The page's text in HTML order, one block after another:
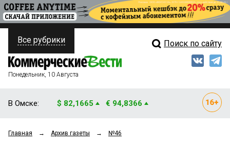
ПОЛИТИКА
ФИНАНСЫ
ОБЩЕСТВО
Свежий выпуск
Все рубрики Поиск по сайту
Понедельник, 10 Августа
В Омске: $ 82,1665 € 94,8366
Главная → Архив газеты → №46